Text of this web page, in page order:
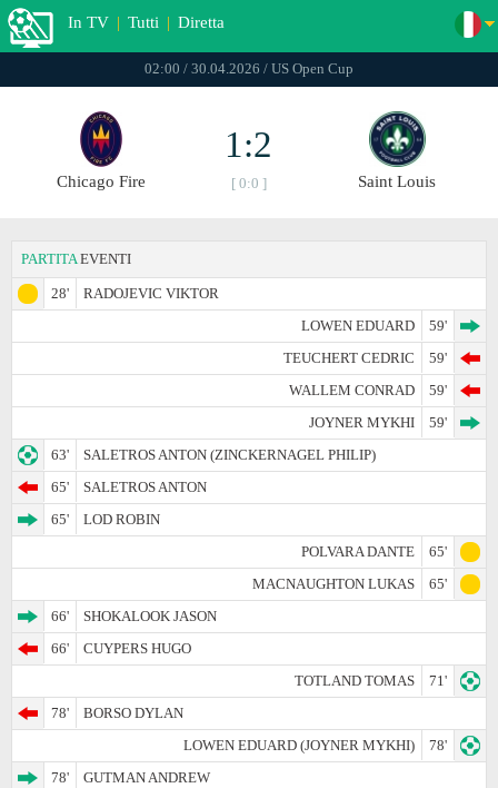
In TV | Tutti | Diretta
02:00 / 30.04.2026 / US Open Cup
Chicago Fire
1:2
[ 0:0 ] Saint Louis
PARTITA EVENTI
28'
RADOJEVIC VIKTOR
LOWEN EDUARD
59'
TEUCHERT CEDRIC
59'
WALLEM CONRAD
59'
JOYNER MYKHI
59'
63'
SALETROS ANTON (ZINCKERNAGEL PHILIP)
65'
SALETROS ANTON
65'
LOD ROBIN
POLVARA DANTE
65'
MACNAUGHTON LUKAS
65'
66'
SHOKALOOK JASON
66'
CUYPERS HUGO
TOTLAND TOMAS
71'
78'
BORSO DYLAN
LOWEN EDUARD (JOYNER MYKHI)
78'
78'
GUTMAN ANDREW